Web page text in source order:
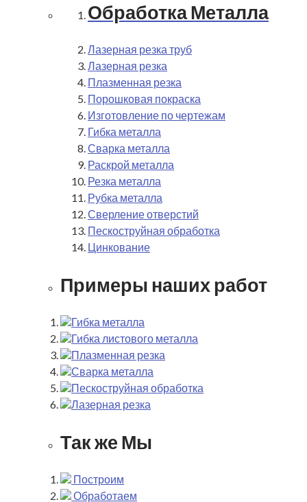
Обработка Металла
Лазерная резка труб
Лазерная резка
Плазменная резка
Порошковая покраска
Изготовление по чертежам
Гибка металла
Сварка металла
Раскрой металла
Резка металла
Рубка металла
Сверление отверстий
Пескоструйная обработка
Цинкование
Примеры наших работ
Гибка металла
Гибка листового металла
Плазменная резка
Сварка металла
Пескоструйная обработка
Лазерная резка
Так же Мы
Построим
Обработаем